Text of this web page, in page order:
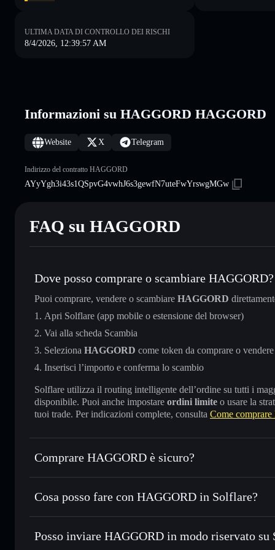
ULTIMA DATA DI CONTROLLO DEI RISCHI
8/4/2026, 12:39:57 AM
Informazioni su HAGGORD HAGGORD
Website X Telegram
Indirizzo del contratto HAGGORD
AYyYgh3i43s1QSpvG4vwhJ6s3gewfN7uteFwYrswgMGw
FAQ su HAGGORD
Dove posso comprare o scambiare HAGGORD?
Puoi comprare, vendere o scambiare HAGGORD
Apri Solflare (app mobile o estensione del browser)
Vai alla scheda Scambia
Seleziona HAGGORD come token da comprare o vendere
Inserisci l’importo e conferma lo scambio
Solflare utilizza il routing intelligente dell’ordine su tutti i
disponibile. Puoi anche impostare ordini limite o usare la
tuoi trade. Per indicazioni complete, consulta Come
Comprare HAGGORD è sicuro?
HAGGORD non è verificato
Cosa posso fare con HAGGORD in Solflare?
HAGGORD
wallet Solflare
Scambiare istantaneamente— scambia HAGGORD in
Posso inviare HAGGORD in modo riservato su